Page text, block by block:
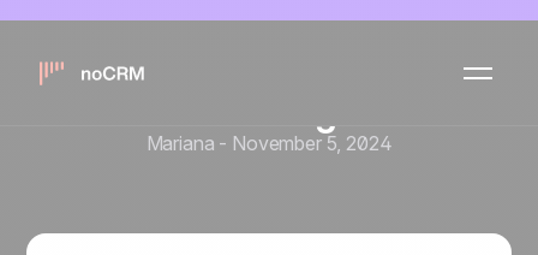
9 Dicas para se Tornar um
Mariana - November 5, 2024